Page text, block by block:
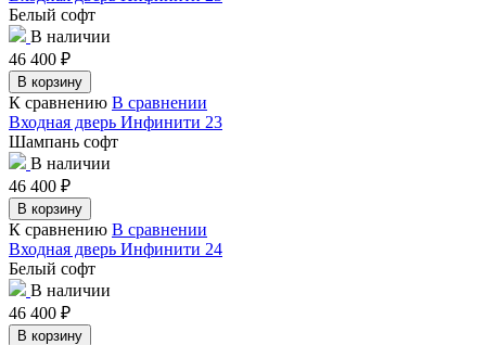
Белый софт
В наличии
46 400 ₽
В корзину
К сравнению В сравнении
Входная дверь Инфинити 23
Шампань софт
В наличии
46 400 ₽
В корзину
К сравнению В сравнении
Входная дверь Инфинити 24
Белый софт
В наличии
46 400 ₽
В корзину